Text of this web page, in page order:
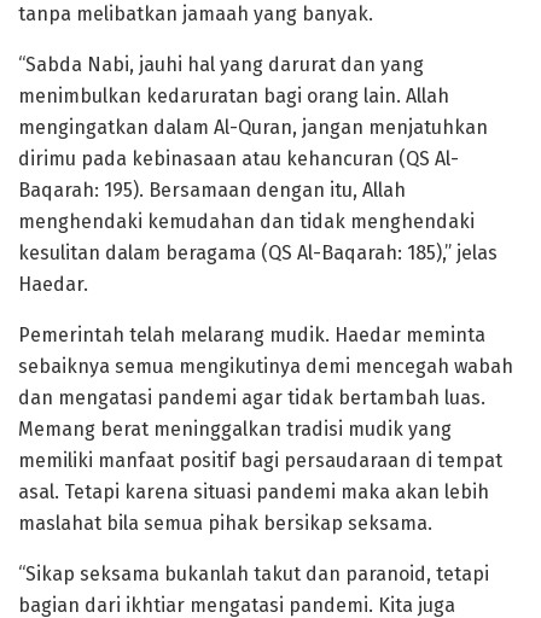
tanpa melibatkan jamaah yang banyak.
“Sabda Nabi, jauhi hal yang darurat dan yang
menimbulkan kedaruratan bagi orang lain. Allah
mengingatkan dalam Al-Quran, jangan menjatuhkan
dirimu pada kebinasaan atau kehancuran (QS Al-
Baqarah: 195). Bersamaan dengan itu, Allah
menghendaki kemudahan dan tidak menghendaki
kesulitan dalam beragama (QS Al-Baqarah: 185),” jelas
Haedar.
Pemerintah telah melarang mudik. Haedar meminta
sebaiknya semua mengikutinya demi mencegah wabah
dan mengatasi pandemi agar tidak bertambah luas.
Memang berat meninggalkan tradisi mudik yang
memiliki manfaat positif bagi persaudaraan di tempat
asal. Tetapi karena situasi pandemi maka akan lebih
maslahat bila semua pihak bersikap seksama.
“Sikap seksama bukanlah takut dan paranoid, tetapi
bagian dari ikhtiar mengatasi pandemi. Kita juga